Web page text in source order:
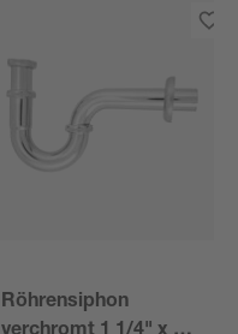
Röhrensiphon